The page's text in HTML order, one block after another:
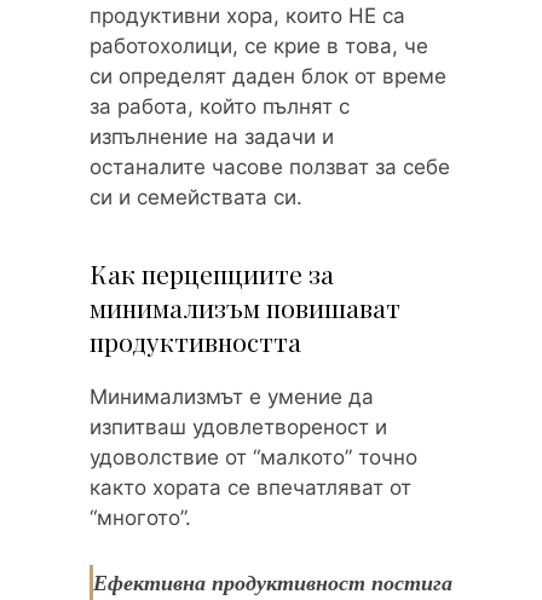
продуктивни хора, които НЕ са
работохолици, се крие в това, че
си определят даден блок от време
за работа, който пълнят с
изпълнение на задачи и
останалите часове ползват за себе
си и семействата си.
Как перцепциите за
минимализъм повишават
продуктивността
Минимализмът е умение да
изпитваш удовлетвореност и
удоволствие от “малкото” точно
както хората се впечатляват от
“многото”.
Ефективна продуктивност постига